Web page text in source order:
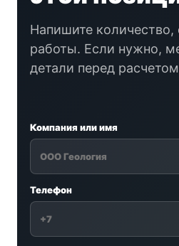
Напишите количество,
работы. Если нужно,
детали перед
Компания или имя
Телефон